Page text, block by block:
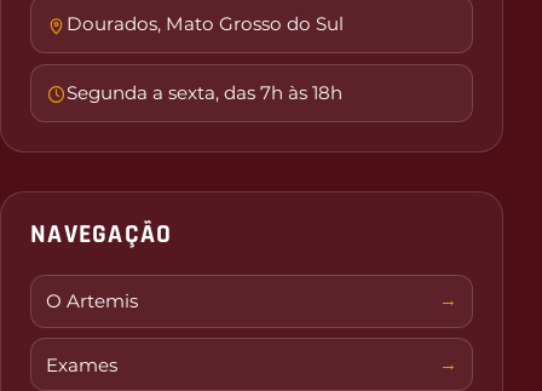
Dourados, Mato Grosso do Sul
Segunda a sexta, das 7h às 18h
NAVEGAÇÃO
O Artemis
Exames